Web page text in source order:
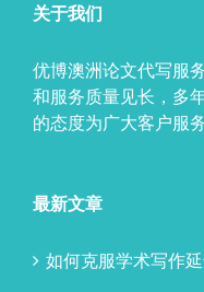
关于我们
优博澳洲论文代写服
和服务质量见长，多
的态度为广大客户服务
最新文章
如何克服学术写作